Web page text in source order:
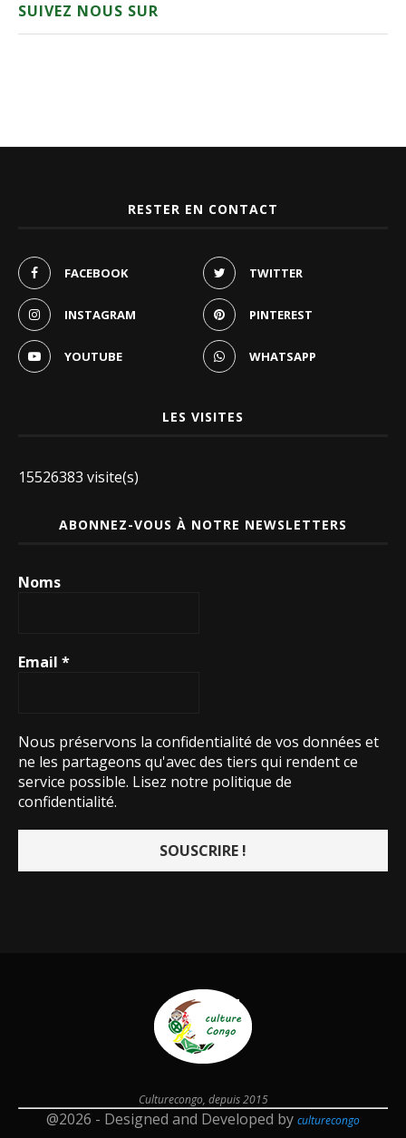
SUIVEZ NOUS SUR
RESTER EN CONTACT
FACEBOOK TWITTER
INSTAGRAM PINTEREST
YOUTUBE WHATSAPP
LES VISITES
15526383 visite(s)
ABONNEZ-VOUS À NOTRE NEWSLETTERS
Noms
Email *
Nous préservons la confidentialité de vos données et
ne les partageons qu'avec des tiers qui rendent ce
service possible. Lisez notre politique de
confidentialité.
Culturecongo, depuis 2015
@2026 - Designed and Developed by culturecongo